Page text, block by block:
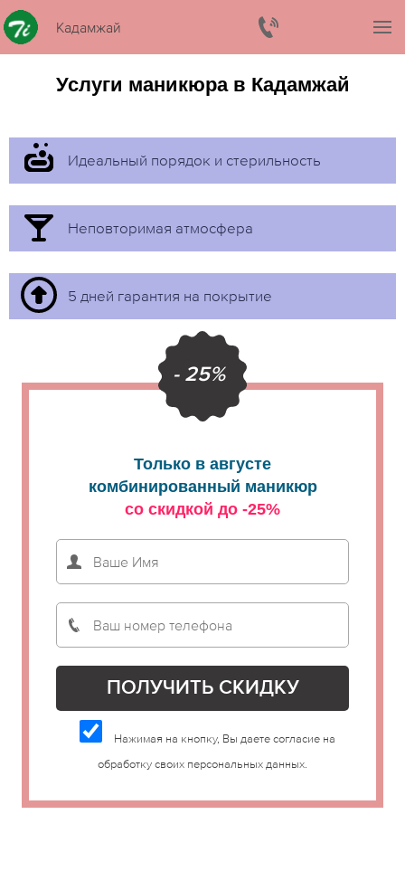
Кадамжай
Услуги маникюра в Кадамжай
Идеальный порядок и стерильность
Неповторимая атмосфера
5 дней гарантия на покрытие
- 25%
Только в августе
комбинированный маникюр
со скидкой до -25%
Нажимая на кнопку, Вы даете согласие на
обработку своих персональных данных.